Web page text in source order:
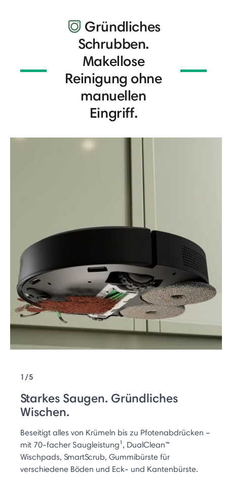
Gründliches
Schrubben.
Makellose
Reinigung ohne
manuellen
Eingriff.
1/5
Starkes Saugen. Gründliches
Wischen.
Beseitigt alles von Krümeln bis zu Pfotenabdrücken –
mit 70-facher Saugleistung¹, DualClean™
Wischpads, SmartScrub, Gummibürste für
verschiedene Böden und Eck- und Kantenbürste.